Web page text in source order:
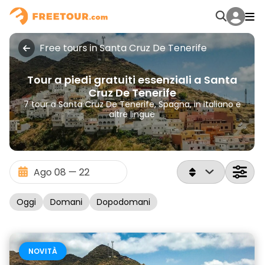
Free tours in Santa Cruz De Tenerife
Tour a piedi gratuiti essenziali a Santa
Cruz De Tenerife
7 tour a Santa Cruz De Tenerife, Spagna, in italiano e
altre lingue
Oggi Domani Dopodomani
NOVITÀ